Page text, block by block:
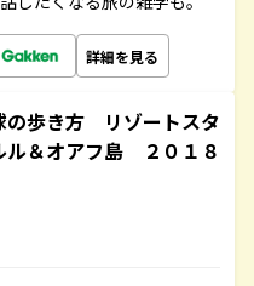
詳細を見る
歩き方 リゾートスタ
＆オアフ島 ２０１８